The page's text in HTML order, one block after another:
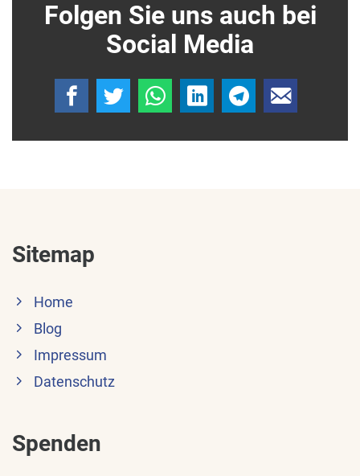
Folgen Sie uns auch bei
Social Media
Sitemap
Home
Blog
Impressum
Datenschutz
Spenden